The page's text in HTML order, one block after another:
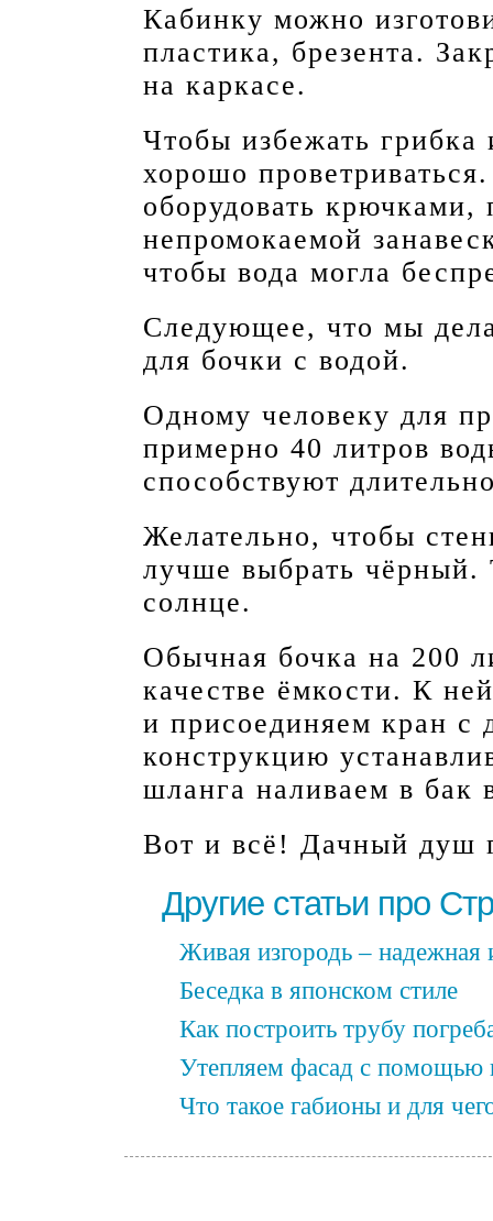
Кабинку можно
пластика, брезента.
на каркасе.
Чтобы избежать
хорошо
оборудовать
непромокаемой
чтобы вода могла
Следующее, что мы
для бочки с водой.
Одному человеку для
примерно 40 литров
способствуют
Желательно, чтобы
лучше выбрать чёрный.
солнце.
Обычная бочка на 200
качестве ёмкости. К
и присоединяем кран с
конструкцию
шланга наливаем в бак
Вот и всё! Дачный душ
Другие статьи про
Живая изгородь – надежная
Беседка в японском стиле
Как построить трубу
Утепляем фасад с помощью
Что такое габионы и для